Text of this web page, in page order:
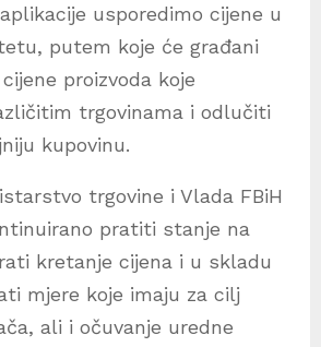
usporedimo cijene u
putem koje će građani
proizvoda koje
trgovinama i odlučiti
kupovinu.
trgovine i Vlada FBiH
pratiti stanje na
kretanje cijena i u skladu
mjere koje imaju za cilj
ali i očuvanje uredne